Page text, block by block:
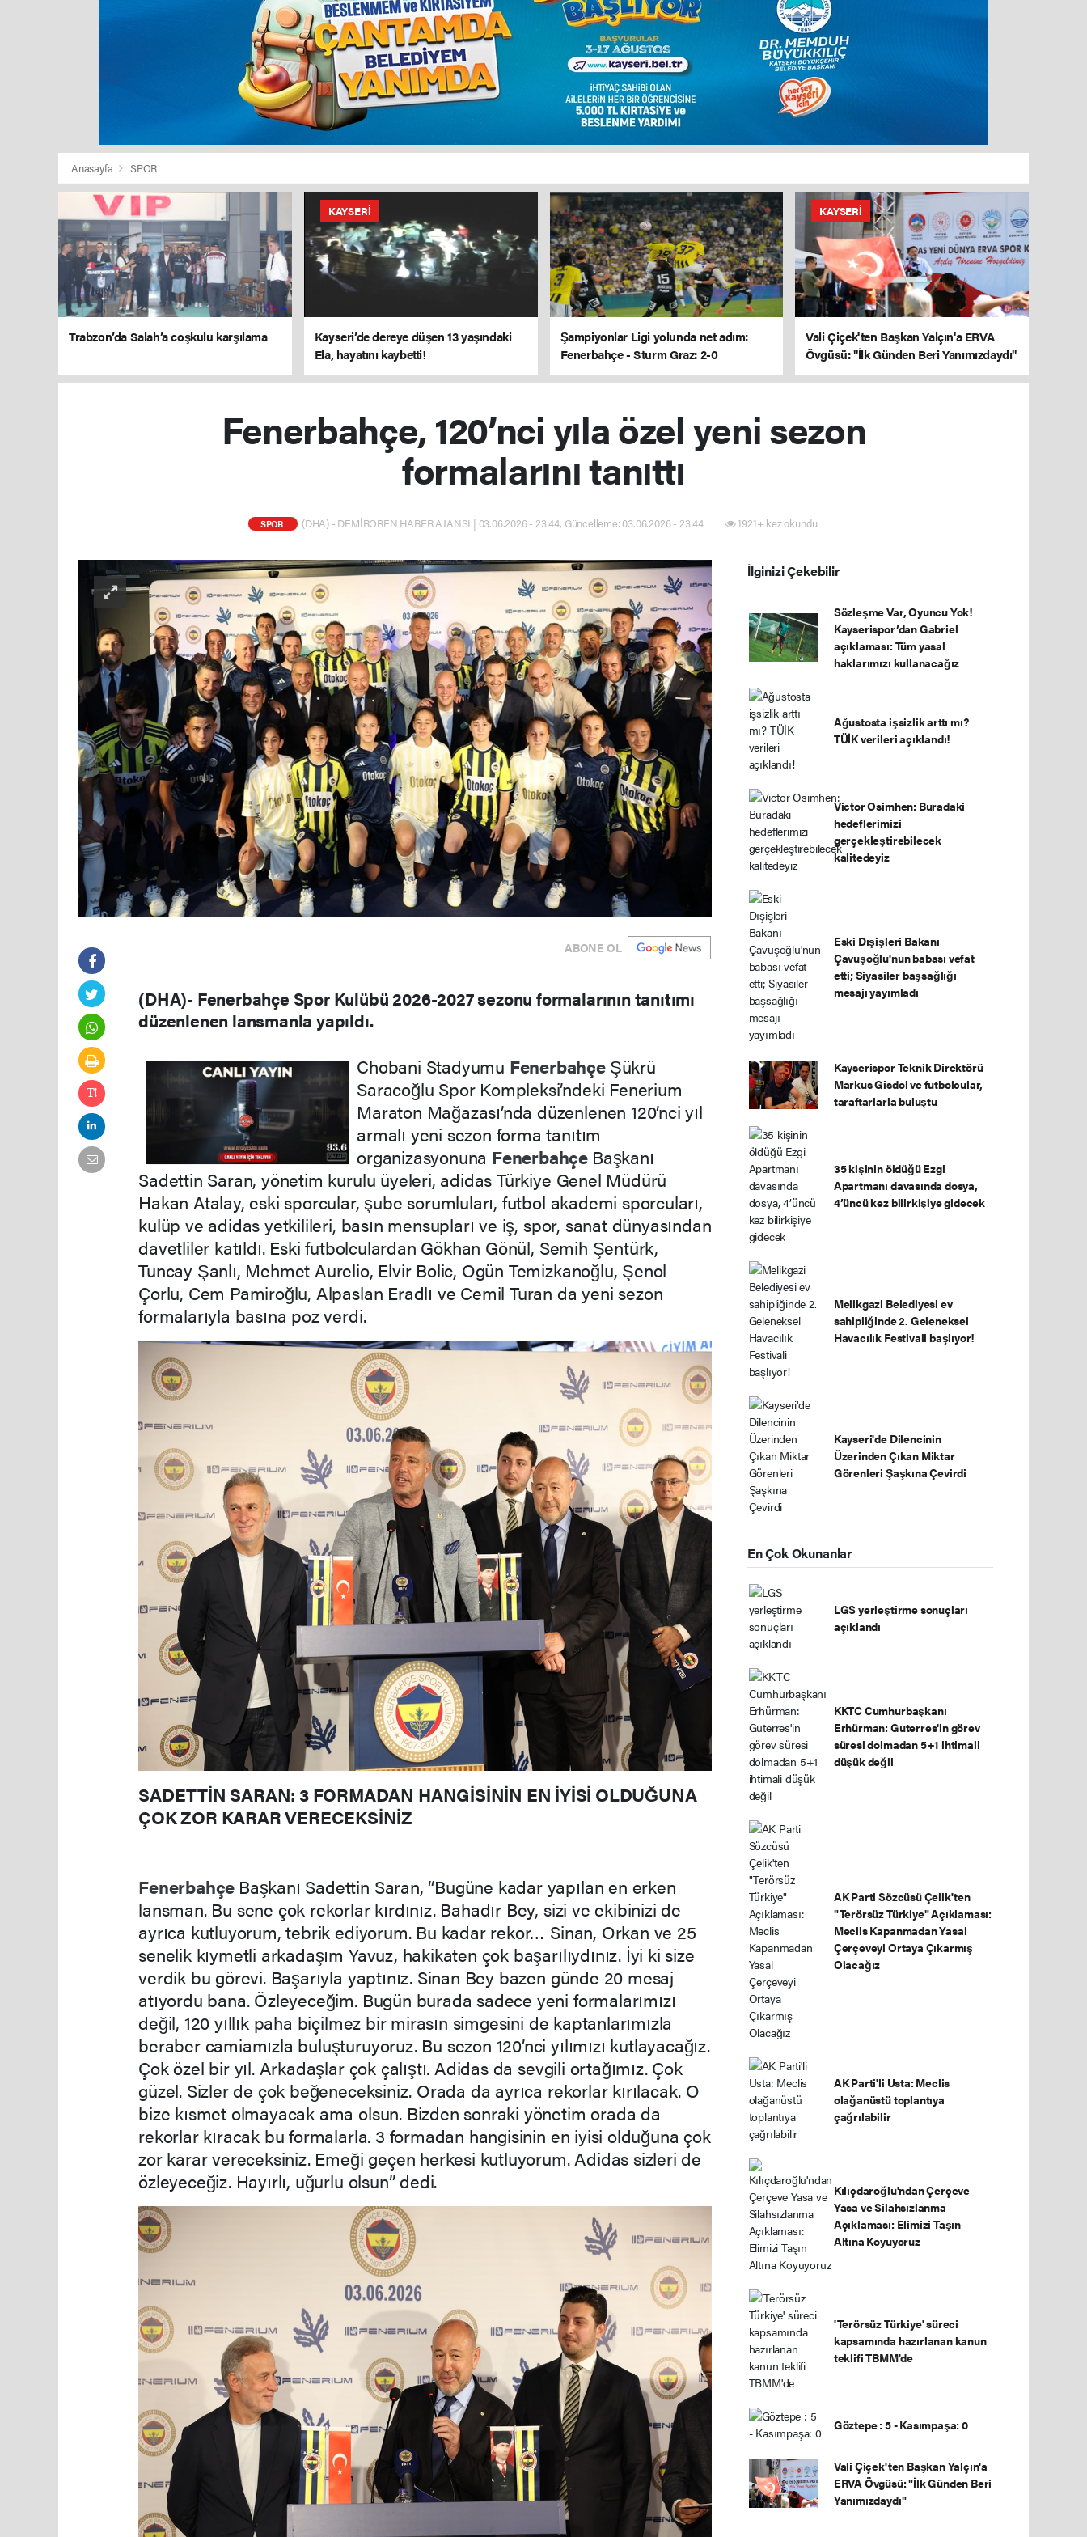
Anasayfa SPOR
Trabzon’da Salah’a coşkulu karşılama
KAYSERI
Kayseri’de dereye düşen 13 yaşındaki
Ela, hayatını kaybetti!
Şampiyonlar Ligi yolunda net adım:
Fenerbahçe - Sturm Graz: 2-0
KAYSERI
Vali Çiçek'ten Başkan Yalçın'a ERVA
Övgüsü: "İlk Günden Beri Yanımızdaydı"
Fenerbahçe, 120’nci yıla özel yeni sezon
formalarını tanıttı
SPOR (DHA) - DEMİRÖREN HABER AJANSI | 03.06.2026 - 23:44, Güncelleme: 03.06.2026 - 23:44 1921+ kez okundu.
ABONE OL
(DHA)- Fenerbahçe Spor Kulübü 2026-2027 sezonu formalarının tanıtımı
düzenlenen lansmanla yapıldı.
Chobani Stadyumu FenerbahçeŞükrü
Saracoğlu Spor Kompleksi’ndeki Fenerium
Maraton Mağazası’nda düzenlenen 120’nci yıl
armalı yeni sezon forma tanıtım
organizasyonuna Fenerbahçe Başkanı
Sadettin Saran, yönetim kurulu üyeleri, adidas Türkiye Genel Müdürü
Hakan Atalay, eski sporcular, şube sorumluları, futbol akademi sporcuları,
kulüp ve adidas yetkilileri, basın mensupları ve iş, spor, sanat dünyasından
davetliler katıldı. Eski futbolculardan Gökhan Gönül, Semih Şentürk,
Tuncay Şanlı, Mehmet Aurelio, Elvir Bolic, Ogün Temizkanoğlu, Şenol
Çorlu, Cem Pamiroğlu, Alpaslan Eradlı ve Cemil Turan da yeni sezon
formalarıyla basına poz verdi.
SADETTİN SARAN: 3 FORMADAN HANGİSİNİN EN İYİSİ OLDUĞUNA
ÇOK ZOR KARAR VERECEKSİNİZ
Fenerbahçe Başkanı Sadettin Saran, “Bugüne kadar yapılan en erken
lansman. Bu sene çok rekorlar kırdınız. Bahadır Bey, sizi ve ekibinizi de
ayrıca kutluyorum, tebrik ediyorum. Bu kadar rekor… Sinan, Orkan ve 25
senelik kıymetli arkadaşım Yavuz, hakikaten çok başarılıydınız. İyi ki size
verdik bu görevi. Başarıyla yaptınız. Sinan Bey bazen günde 20 mesaj
atıyordu bana. Özleyeceğim. Bugün burada sadece yeni formalarımızı
değil, 120 yıllık paha biçilmez bir mirasın simgesini de kaptanlarımızla
beraber camiamızla buluşturuyoruz. Bu sezon 120’nci yılımızı kutlayacağız.
Çok özel bir yıl. Arkadaşlar çok çalıştı. Adidas da sevgili ortağımız. Çok
güzel. Sizler de çok beğeneceksiniz. Orada da ayrıca rekorlar kırılacak. O
bize kısmet olmayacak ama olsun. Bizden sonraki yönetim orada da
rekorlar kıracak bu formalarla. 3 formadan hangisinin en iyisi olduğuna çok
zor karar vereceksiniz. Emeği geçen herkesi kutluyorum. Adidas sizleri de
özleyeceğiz. Hayırlı, uğurlu olsun” dedi.
İlginizi Çekebilir
Sözleşme Var, Oyuncu Yok!
Kayserispor’dan Gabriel
açıklaması: Tüm yasal
haklarımızı kullanacağız
Ağustosta işsizlik arttı mı?
TÜİK verileri açıklandı!
Victor Osimhen: Buradaki
hedeflerimizi
gerçekleştirebilecek
kalitedeyiz
Eski Dışişleri Bakanı
Çavuşoğlu'nun babası vefat
etti; Siyasiler başsağlığı
mesajı yayımladı
Kayserispor Teknik Direktörü
Markus Gisdol ve futbolcular,
taraftarlarla buluştu
35 kişinin öldüğü Ezgi
Apartmanı davasında dosya,
4’üncü kez bilirkişiye gidecek
Melikgazi Belediyesi ev
sahipliğinde 2. Geleneksel
Havacılık Festivali başlıyor!
Kayseri'de Dilencinin
Üzerinden Çıkan Miktar
Görenleri Şaşkına Çevirdi
En Çok Okunanlar
LGS yerleştirme sonuçları
açıklandı
KKTC Cumhurbaşkanı
Erhürman: Guterres'in görev
süresi dolmadan 5+1 ihtimali
düşük değil
AK Parti Sözcüsü Çelik'ten
"Terörsüz Türkiye" Açıklaması:
Meclis Kapanmadan Yasal
Çerçeveyi Ortaya Çıkarmış
Olacağız
AK Parti'li Usta: Meclis
olağanüstü toplantıya
çağrılabilir
Kılıçdaroğlu'ndan Çerçeve
Yasa ve Silahsızlanma
Açıklaması: Elimizi Taşın
Altına Koyuyoruz
'Terörsüz Türkiye' süreci
kapsamında hazırlanan kanun
teklifi TBMM'de
Göztepe : 5 - Kasımpaşa: 0
Vali Çiçek'ten Başkan Yalçın'a
ERVA Övgüsü: "İlk Günden Beri
Yanımızdaydı"